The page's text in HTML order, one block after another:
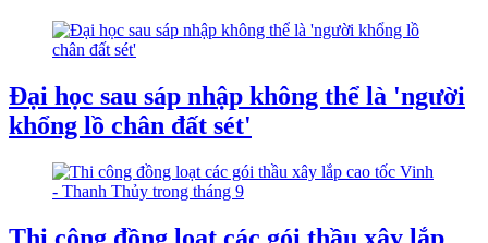
Đại học sau sáp nhập không thể là 'người
khổng lồ chân đất sét'